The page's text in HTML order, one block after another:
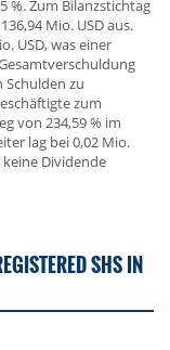
%. Zum Bilanzstichtag
Mio. USD aus.
USD, was einer
Schulden zu
zum
von 234,59 % im
lag bei 0,02 Mio.
keine Dividende
SHS IN